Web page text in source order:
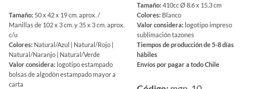
Tamaño: 50 x 42 x 19 cm. aprox. /
Manillas de 102 x 3 cm. y 35 x 3 cm. aprox.
c/u
Colores: Natural/Azul | Natural/Rojo |
Natural/Naranjo | Natural/Verde
Valor considera: logotipo estampado
bolsas de algodón estampado mayor a
carta
Tamaño:410cc Ø 8.6 x 15.3 cm
Colores: Blanco
Valor considera: logotipo impreso
sublimación tazones
Tiempos de producción de 5-8 días
hábiles
Envíos por pagar a todo Chile